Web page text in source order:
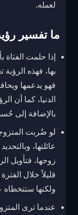
لعمله.
ما تفسير
إذا حلمت
بها، فهذه
فهو يدعمها
الدنيا، كما أن
بالإضافة إلى
لو ضُربت
عائلتها،
زوجها، فتأويل
قليلاً خلال
ولكنها
عندما ترى